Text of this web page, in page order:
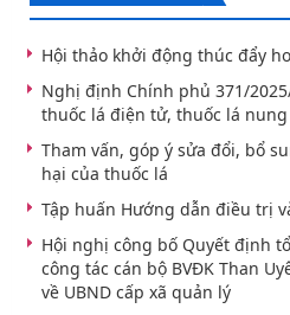
Hội thảo khởi động thúc đẩy
Nghị định Chính phủ 371/
thuốc lá điện tử, thuốc lá
Tham vấn, góp ý sửa đổi, bổ
hại của thuốc lá
Tập huấn Hướng dẫn điều trị
Hội nghị công bố Quyết định
công tác cán bộ BVĐK Than
về UBND cấp xã quản lý